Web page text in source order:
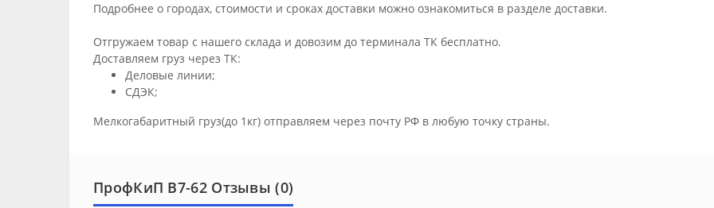
Подробнее о городах, стоимости и сроках доставки можно ознакомиться в разделе доставки.
Отгружаем товар с нашего склада и довозим до терминала ТК бесплатно.
Доставляем груз через ТК:
Деловые линии;
СДЭК;
Мелкогабаритный груз(до 1кг) отправляем через почту РФ в любую точку страны.
ПрофКиП В7-62 Отзывы (0)